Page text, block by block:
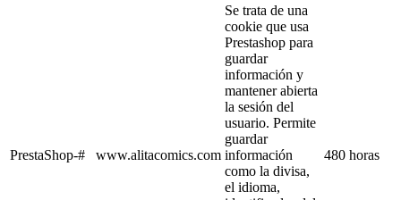
PrestaShop-# www.alitacomics.com
Se trata de una
cookie que usa
Prestashop para
guardar
información y
mantener abierta
la sesión del
usuario. Permite
guardar
información
como la divisa,
el idioma,
480 horas